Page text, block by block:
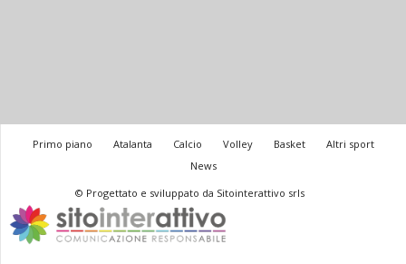
Primo piano Atalanta Calcio Volley Basket
Altri sport
News
© Progettato e sviluppato da Sitointerattivo srls